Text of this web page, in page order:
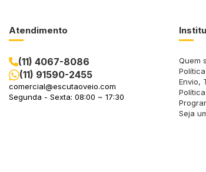
Atendimento
(11) 4067-8086
(11) 91590-2455
comercial@escutaoveio.com
Segunda - Sexta: 08:00 ~ 17:30
Quem
Envio,
Seja